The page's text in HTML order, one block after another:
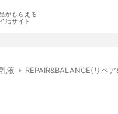
がもらえる
活サイト
乳液 REPAIR&BALANCE(リペ